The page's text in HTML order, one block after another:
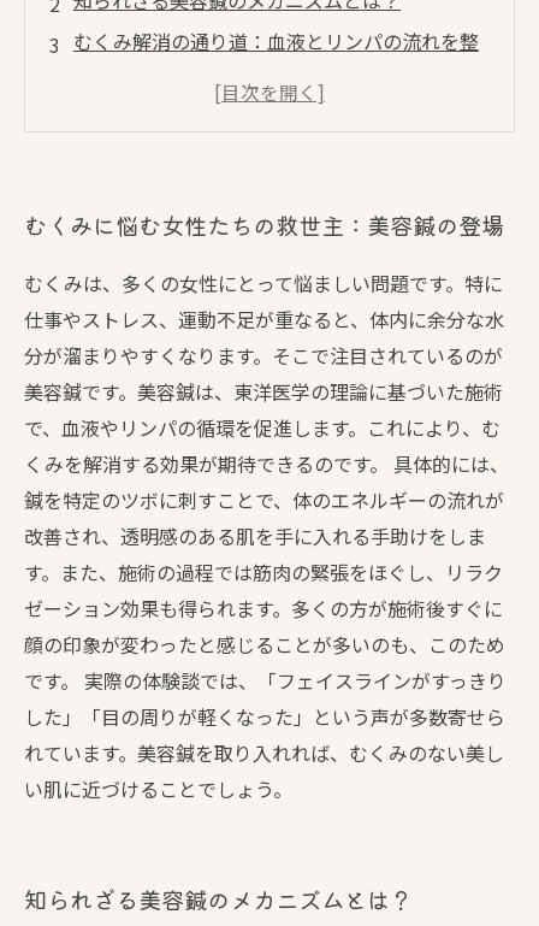
むくみ解消の通り道：血液とリンパの流れを整
美容鍼でむくみ知らずの毎日を実現！
あなたも試してみるべき？美容鍼で輝く肌を手
に入れよう
むくみに悩む女性たちの救世主：美容鍼の登場
むくみは、多くの女性にとって悩ましい問題です。特に
仕事やストレス、運動不足が重なると、体内に余分な水
分が溜まりやすくなります。そこで注目されているのが
美容鍼です。美容鍼は、東洋医学の理論に基づいた施術
で、血液やリンパの循環を促進します。これにより、む
くみを解消する効果が期待できるのです。 具体的には、
鍼を特定のツボに刺すことで、体のエネルギーの流れが
改善され、透明感のある肌を手に入れる手助けをしま
す。また、施術の過程では筋肉の緊張をほぐし、リラク
ゼーション効果も得られます。多くの方が施術後すぐに
顔の印象が変わったと感じることが多いのも、このため
です。 実際の体験談では、「フェイスラインがすっきり
した」「目の周りが軽くなった」という声が多数寄せら
れています。美容鍼を取り入れれば、むくみのない美し
い肌に近づけることでしょう。
知られざる美容鍼のメカニズムとは？